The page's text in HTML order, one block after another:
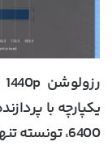
6400، تونسته تنها 43 فریم بر ثانیه به نمایش بذاره.